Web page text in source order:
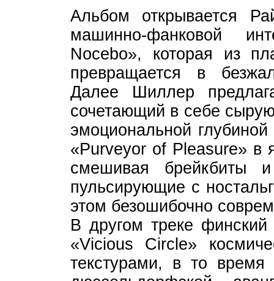
Альбом открывается
машинно-фанковой
Nocebo», которая из
превращается в
Далее Шиллер
сочетающий в себе
эмоциональной
«Purveyor of Pleasure» в
смешивая брейкбиты
пульсирующие с
этом безошибочно
В другом треке
«Vicious Circle»
текстурами, в то